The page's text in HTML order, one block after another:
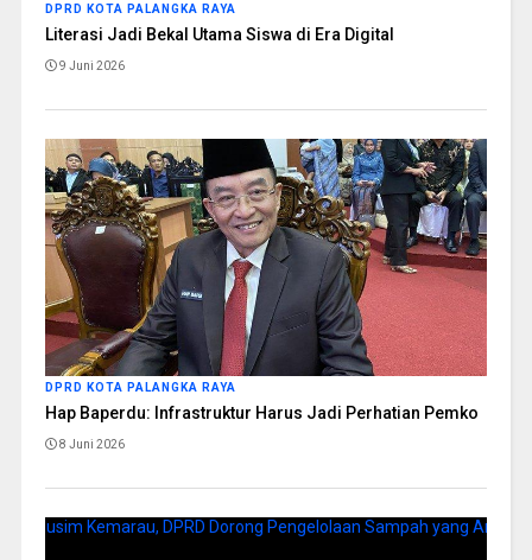
DPRD KOTA PALANGKA RAYA
Literasi Jadi Bekal Utama Siswa di Era Digital
9 Juni 2026
DPRD KOTA PALANGKA RAYA
Hap Baperdu: Infrastruktur Harus Jadi Perhatian Pemko
8 Juni 2026